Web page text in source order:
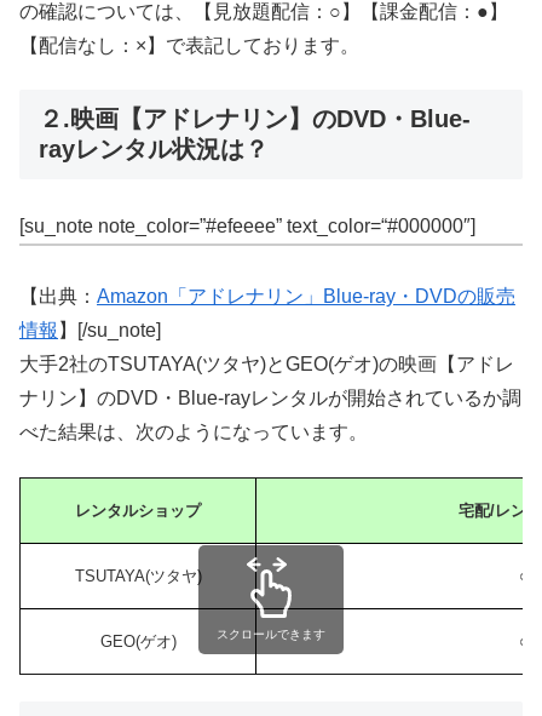
の確認については、【見放題配信：○】【課金配信：●】
【配信なし：×】で表記しております。
２.映画【アドレナリン】のDVD・Blue-
rayレンタル状況は？
[su_note note_color=”#efeeee” text_color=“#000000″]
【出典： Amazon「アドレナリン」Blue-ray・DVDの販売
情報 】[/su_note]
大手2社のTSUTAYA(ツタヤ)とGEO(ゲオ)の映画【アドレ
ナリン】のDVD・Blue-rayレンタルが開始されているか調
べた結果は、次のようになっています。
レンタルショップ 宅配/レン
TSUTAYA(ツタヤ) ○
GEO(ゲオ) ○
スクロールできます